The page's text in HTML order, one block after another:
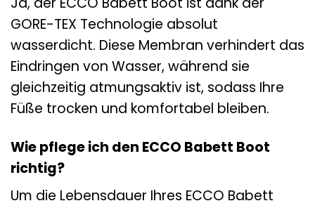
GORE-TEX Technologie absolut
wasserdicht. Diese Membran verhindert das
Eindringen von Wasser, während sie
gleichzeitig atmungsaktiv ist, sodass Ihre
Füße trocken und komfortabel bleiben.
Wie pflege ich den ECCO Babett Boot
richtig?
Um die Lebensdauer Ihres ECCO Babett